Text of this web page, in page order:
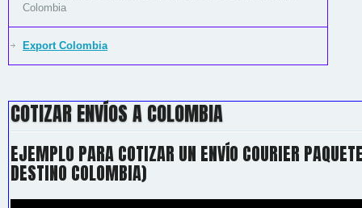
Colombia
Export Colombia
COTIZAR ENVÍOS A COLOMBIA
EJEMPLO PARA COTIZAR UN ENVÍO COURIER
DESTINO COLOMBIA)